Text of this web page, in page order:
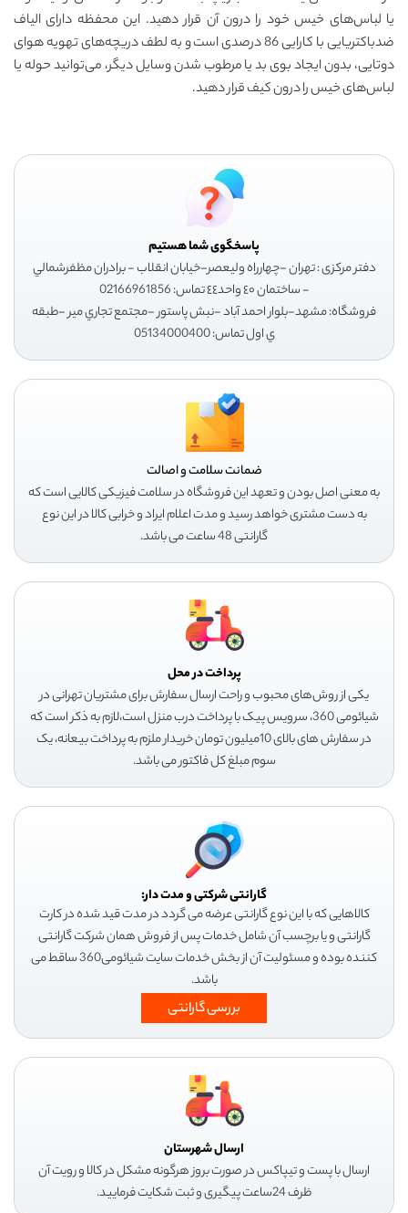
یا لباس‌های خیس خود را درون آن قرار دهید. این محفظه دارای الیاف
ضدباکتریایی با کارایی 86 درصدی است و به لطف دریچه‌های تهویه هوای
دوتایی، بدون ایجاد بوی بد یا مرطوب شدن وسایل دیگر، می‌توانید حوله یا
لباس‌های خیس را درون کیف قرار دهید.
پاسخگوی شما هستیم
دفتر مرکزی : تهران -چهارراه وليعصر-خيابان انقلاب - برادران مظفرشمالي
- ساختمان ٤٠ واحد٤٤ تماس: 02166961856
فروشگاه: مشهد-بلوار احمد آباد -نبش پاستور -مجتمع تجاري مير -طبقه
ي اول تماس: 05134000400
ضمانت سلامت و اصالت
به معنی اصل بودن و تعهد این فروشگاه در سلامت فیزیکی کالایی است که
به دست مشتری خواهد رسید و مدت اعلام ایراد و خرابی کالا در این نوع
گارانتی 48 ساعت می باشد.
پرداخت در محل
یکی از روش‌های محبوب و راحت ارسال سفارش برای مشتریان تهرانی در
شیائومی 360، سرویس پیک با پرداخت درب منزل است،لازم به ذکر است که
در سفارش های بالای 10میلیون تومان خریدار ملزم به پرداخت بیعانه، یک
سوم مبلغ کل فاکتور می باشد.
گارانتی شرکتی و مدت دار:
کالاهایی که با این نوع گارانتی عرضه می گردد در مدت قید شده در کارت
گارانتی و یا برچسب آن شامل خدمات پس از فروش همان شرکت گارانتی
کننده بوده و مسئولیت آن از بخش خدمات سایت شیائومی360 ساقط می
باشد.
بررسی گارانتی
ارسال شهرستان
ارسال با پست و تیپاکس در صورت بروز هرگونه مشکل در کالا و رویت آن
ظرف 24ساعت پیگیری و ثبت شکایت فرمایید.